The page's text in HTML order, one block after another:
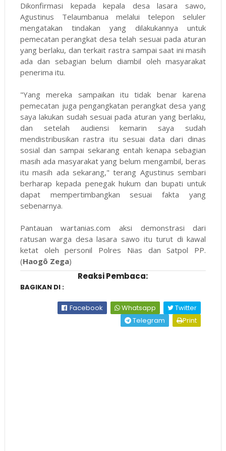
Dikonfirmasi kepada kepala desa lasara sawo,
Agustinus Telaumbanua melalui telepon seluler
mengatakan tindakan yang dilakukannya untuk
pemecatan perangkat desa telah sesuai pada aturan
yang berlaku, dan terkait rastra sampai saat ini masih
ada dan sebagian belum diambil oleh masyarakat
penerima itu.
"Yang mereka sampaikan itu tidak benar karena
pemecatan juga pengangkatan perangkat desa yang
saya lakukan sudah sesuai pada aturan yang berlaku,
dan setelah audiensi kemarin saya sudah
mendistribusikan rastra itu sesuai data dari dinas
sosial dan sampai sekarang entah kenapa sebagian
masih ada masyarakat yang belum mengambil, beras
itu masih ada sekarang," terang Agustinus sembari
berharap kepada penegak hukum dan bupati untuk
dapat mempertimbangkan sesuai fakta yang
sebenarnya.
Pantauan wartanias.com aksi demonstrasi dari
ratusan warga desa lasara sawo itu turut di kawal
ketat oleh personil Polres Nias dan Satpol PP.
(Haogô Zega)
Reaksi Pembaca:
BAGIKAN DI :
Facebook Whatsapp
Twitter
Telegram
Print